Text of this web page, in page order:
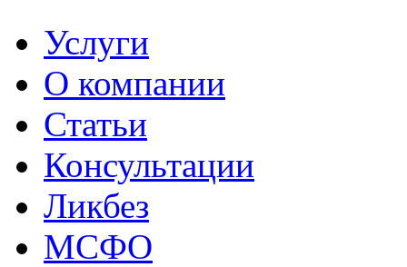
Услуги
О компании
Статьи
Консультации
Ликбез
МСФО